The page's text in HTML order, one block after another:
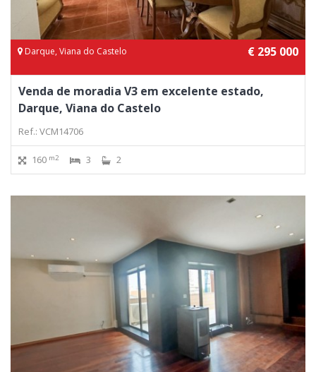
Darque, Viana do Castelo € 295 000
Venda de moradia V3 em excelente estado,
Darque, Viana do Castelo
Ref.: VCM14706
160 m2 3 2